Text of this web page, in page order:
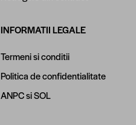
INFORMATII LEGALE
Termeni si conditii
Politica de confidentialitate
ANPCsiSOL